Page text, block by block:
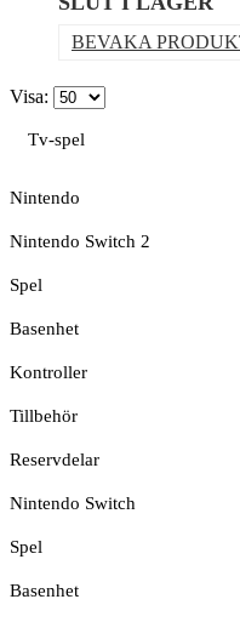
BEVAKA
Visa:
Tv-spel
Nintendo
Nintendo Switch 2
Spel
Basenhet
Kontroller
Tillbehör
Reservdelar
Nintendo Switch
Spel
Basenhet